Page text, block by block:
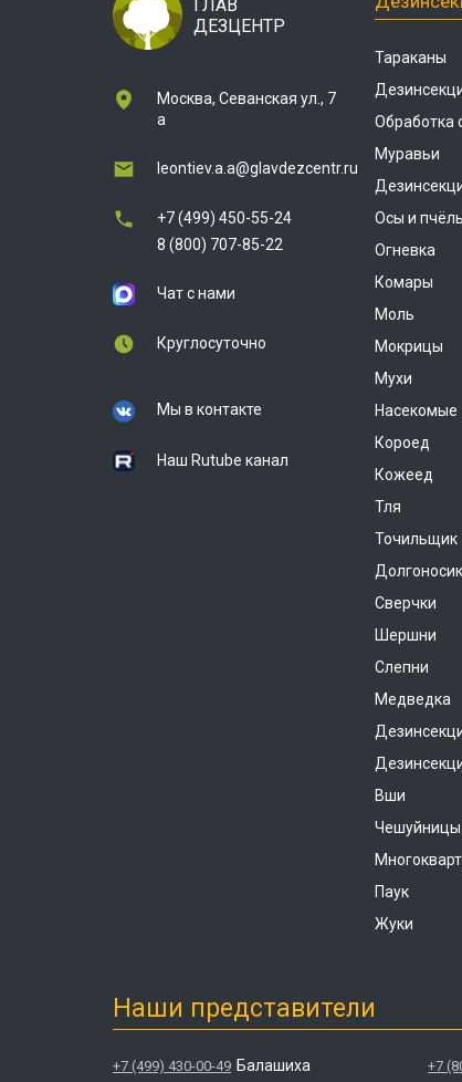
ГЛАВ
ДЕЗЦЕНТР
Москва, Севанская ул., 7
а
leontiev.a.a@glavdezcentr.ru
+7 (499) 450-55-24
8 (800) 707-85-22
Чат с нами
Круглосуточно
Мы в контакте
Наш Rutube канал
Тараканы
Обработка
Муравьи
Осы и
Огневка
Комары
Моль
Мокрицы
Мухи
Насекомые
Короед
Кожеед
Тля
Точильщик
Долгоносик
Сверчки
Шершни
Слепни
Медведка
Вши
Чешуйницы
Паук
Жуки
Наши представители
+7 (499) 430-00-49 Балашиха +7